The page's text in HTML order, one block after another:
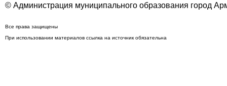
© Администрация муниципального образования город
Все права защищены
При использовании материалов ссылка на источник обязательна